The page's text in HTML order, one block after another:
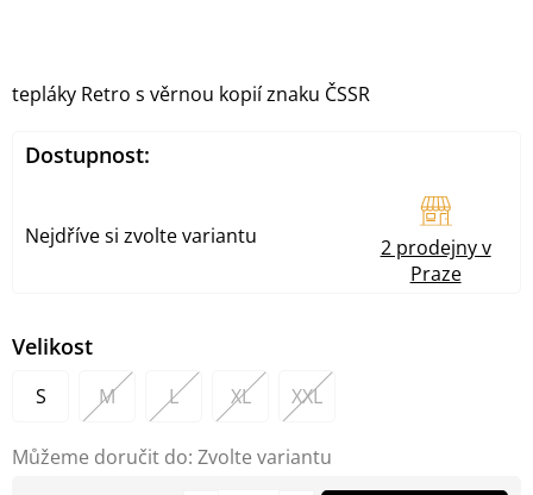
Velikost
S M L XL XXL
Můžeme doručit do: Zvolte variantu
tepláky Retro s věrnou kopií znaku ČSSR
Dostupnost:
Nejdříve si zvolte variantu
2 prodejny v
Praze